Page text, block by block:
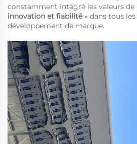
constamment intégré les valeurs de
innovation et fiabilité » dans tous
développement de marque.